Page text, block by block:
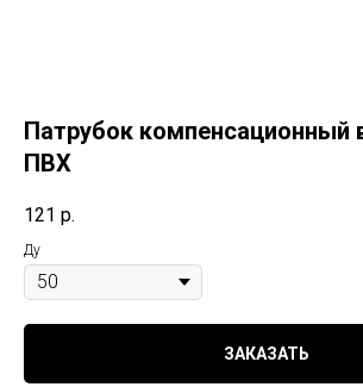
Патрубок компенсационный
ПВХ
121 р.
Ду
ЗАКАЗАТЬ